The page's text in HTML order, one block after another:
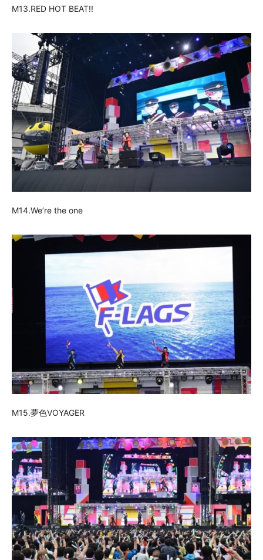
M13.RED HOT BEAT!!
M14.We’re the one
M15.夢色VOYAGER